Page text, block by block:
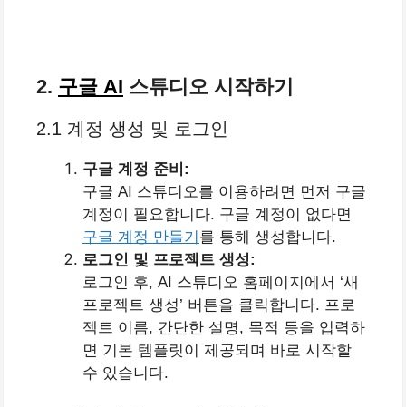
2. 구글 AI 스튜디오 시작하기
2.1 계정 생성 및 로그인
구글 계정 준비:
구글 AI 스튜디오를 이용하려면 먼저 구글
계정이 필요합니다. 구글 계정이 없다면
구글 계정 만들기 를 통해 생성합니다.
로그인 및 프로젝트 생성:
로그인 후, AI 스튜디오 홈페이지에서 ‘새
프로젝트 생성’ 버튼을 클릭합니다. 프로
젝트 이름, 간단한 설명, 목적 등을 입력하
면 기본 템플릿이 제공되며 바로 시작할
수 있습니다.